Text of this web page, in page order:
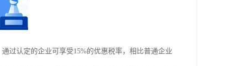
过认定的企业可享受15%的优惠税率，相比普通企业